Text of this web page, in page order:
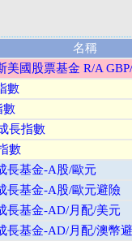
名稱
美國股票基金 R/A
數
數
長指數
數
長基金-A股/歐元
長基金-A股/歐元避險
長基金-AD/月配/美元
長基金-AD/月配/澳幣